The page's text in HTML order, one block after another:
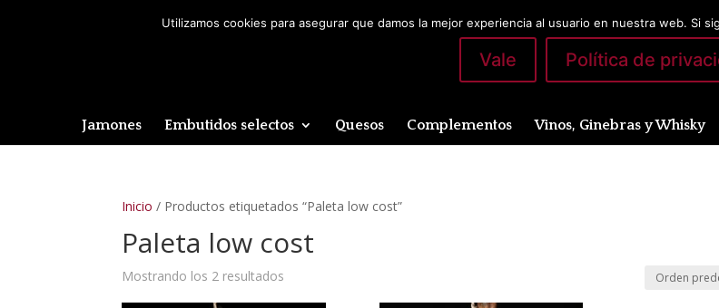
Jamones Embutidos selectos Quesos Complementos Vinos, Ginebras y Whisky
Inicio / Productos etiquetados “Paleta low cost”
Paleta low cost
Mostrando los 2 resultados
Utilizamos cookies para asegurar que damos la mejor experiencia al usuario en nuestra web. Si
Vale Política de